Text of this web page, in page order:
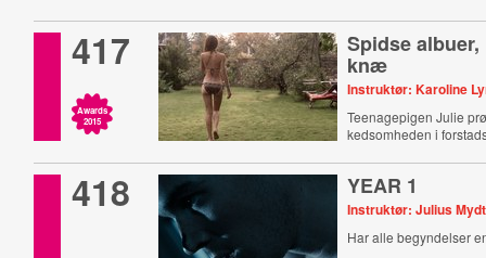
417
Awards
2015
Spidse
knæ
Instruktør: Karoline
Teenagepigen Julie
kedsomheden i
418 YEAR 1
Instruktør: Julius
Har alle begyndelser